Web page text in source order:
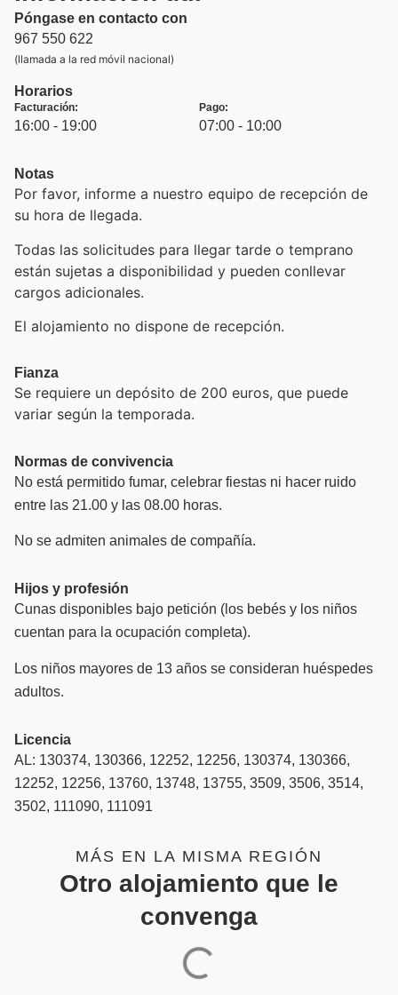
Póngase en contacto con
967 550 622
(llamada a la red móvil nacional)
Horarios
Facturación:
16:00 - 19:00
Pago:
07:00 - 10:00
Notas
Por favor, informe a nuestro equipo de recepción de
su hora de llegada.
Todas las solicitudes para llegar tarde o temprano
están sujetas a disponibilidad y pueden conllevar
cargos adicionales.
El alojamiento no dispone de recepción.
Fianza
Se requiere un depósito de 200 euros, que puede
variar según la temporada.
Normas de convivencia
No está permitido fumar, celebrar fiestas ni hacer ruido
entre las 21.00 y las 08.00 horas.
No se admiten animales de compañía.
Hijos y profesión
Cunas disponibles bajo petición (los bebés y los niños
cuentan para la ocupación completa).
Los niños mayores de 13 años se consideran huéspedes
adultos.
Licencia
AL: 130374, 130366, 12252, 12256, 130374, 130366,
12252, 12256, 13760, 13748, 13755, 3509, 3506, 3514,
3502, 111090, 111091
MÁS EN LA MISMA REGIÓN
Otro alojamiento que le
convenga